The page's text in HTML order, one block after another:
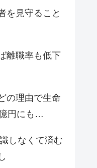
を見守ること
離職率も低下
の理由で生命
円にも…
しなくて済む